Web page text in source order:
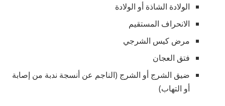
الولادة الشاذة أو الولادة
الانحراف المستقيم
مرض كيس الشرجي
فتق العجان
ضيق الشرج أو الشرج (الناجم عن أنسجة ندبة من إصابة
أو التهاب)